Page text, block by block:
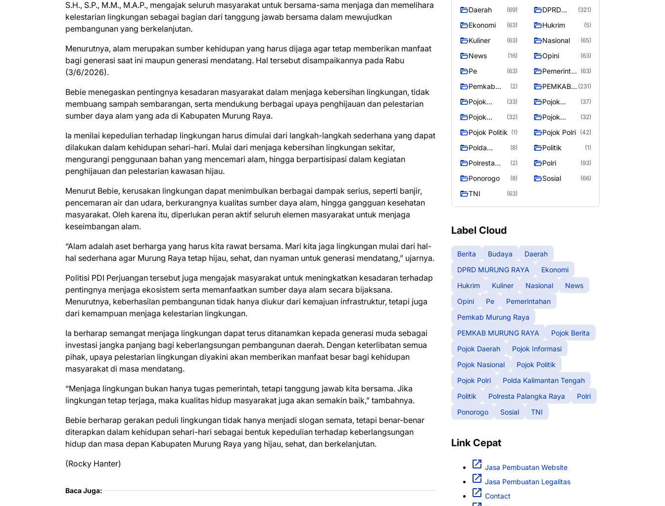
S.H., S.P., M.M., M.A.P., mengajak seluruh masyarakat untuk bersama-sama menjaga dan memelihara
kelestarian lingkungan sebagai bagian dari tanggung jawab bersama dalam mewujudkan
pembangunan yang berkelanjutan.
Menurutnya, alam merupakan sumber kehidupan yang harus dijaga agar tetap memberikan manfaat
bagi generasi saat ini maupun generasi mendatang. Hal tersebut disampaikannya pada Rabu
(3/6/2026).
Bebie menegaskan pentingnya kesadaran masyarakat dalam menjaga kebersihan lingkungan, tidak
membuang sampah sembarangan, serta mendukung berbagai upaya penghijauan dan pelestarian
sumber daya alam yang ada di Kabupaten Murung Raya.
Ia menilai kepedulian terhadap lingkungan harus dimulai dari langkah-langkah sederhana yang dapat
dilakukan dalam kehidupan sehari-hari. Mulai dari menjaga kebersihan lingkungan sekitar,
mengurangi penggunaan bahan yang mencemari alam, hingga berpartisipasi dalam kegiatan
penghijauan dan pelestarian kawasan hijau.
Menurut Bebie, kerusakan lingkungan dapat menimbulkan berbagai dampak serius, seperti banjir,
pencemaran air dan udara, berkurangnya kualitas sumber daya alam, hingga gangguan kesehatan
masyarakat. Oleh karena itu, diperlukan peran aktif seluruh elemen masyarakat untuk menjaga
keseimbangan alam.
“Alam adalah aset berharga yang harus kita rawat bersama. Mari kita jaga lingkungan mulai dari hal-
hal sederhana agar Murung Raya tetap hijau, sehat, dan nyaman untuk generasi mendatang,” ujarnya.
Politisi PDI Perjuangan tersebut juga mengajak masyarakat untuk meningkatkan kesadaran terhadap
pentingnya menjaga ekosistem serta memanfaatkan sumber daya alam secara bijaksana.
Menurutnya, keberhasilan pembangunan tidak hanya diukur dari kemajuan infrastruktur, tetapi juga
dari kemampuan menjaga kelestarian lingkungan.
Ia berharap semangat menjaga lingkungan dapat terus ditanamkan kepada generasi muda sebagai
investasi jangka panjang bagi keberlangsungan pembangunan daerah. Dengan keterlibatan semua
pihak, upaya pelestarian lingkungan diyakini akan memberikan manfaat besar bagi kehidupan
masyarakat di masa mendatang.
“Menjaga lingkungan bukan hanya tugas pemerintah, tetapi tanggung jawab kita bersama. Jika
lingkungan tetap terjaga, maka kualitas hidup masyarakat juga akan semakin baik,” tambahnya.
Bebie berharap gerakan peduli lingkungan tidak hanya menjadi slogan semata, tetapi benar-benar
diterapkan dalam kehidupan sehari-hari sebagai bentuk kepedulian terhadap keberlangsungan
hidup dan masa depan Kabupaten Murung Raya yang hijau, sehat, dan berkelanjutan.
(Rocky Hanter)
Baca Juga:
Daerah (69)
DPRD
RAYA
(321)
Ekonomi (63) Hukrim (5)
Kuliner (63) Nasional (65)
News (16) Opini (63)
Pe (63)
Pemerintah (63)
Pemkab
Raya
(2)
PEMKAB
RAYA
(231)
Pojok
(33)
Pojok
(37)
Pojok
(32)
Pojok
(32)
Pojok Politik (1) Pojok Polri (42)
Polda
Tengah
(8) Politik (1)
Polresta
Raya
(2) Polri (93)
Ponorogo (8) Sosial (66)
TNI (63)
Label Cloud
Berita Budaya
Daerah
DPRD MURUNG RAYA
Ekonomi
Hukrim
Kuliner Nasional
News
Opini
Pe
Pemerintahan
Pemkab Murung Raya
PEMKAB MURUNG RAYA
Pojok Berita
Pojok Daerah
Pojok Informasi
Pojok Nasional
Pojok Politik
Pojok Polri
Polda Kalimantan Tengah
Politik
Polresta Palangka Raya
Polri
Ponorogo
Sosial TNI
Link Cepat
Jasa Pembuatan Website
Jasa Pembuatan Legalitas
Contact